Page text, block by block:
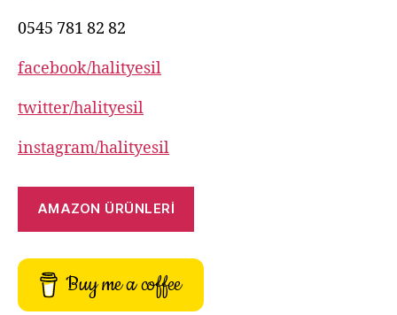
0545 781 82 82
facebook/halityesil
twitter/halityesil
instagram/halityesil
AMAZON ÜRÜNLERİ
Buy me a coffee